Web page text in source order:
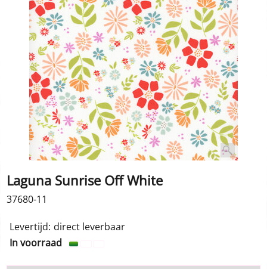
Laguna Sunrise Off White
37680-11
€ 1.00 incl BTW
Levertijd: direct leverbaar